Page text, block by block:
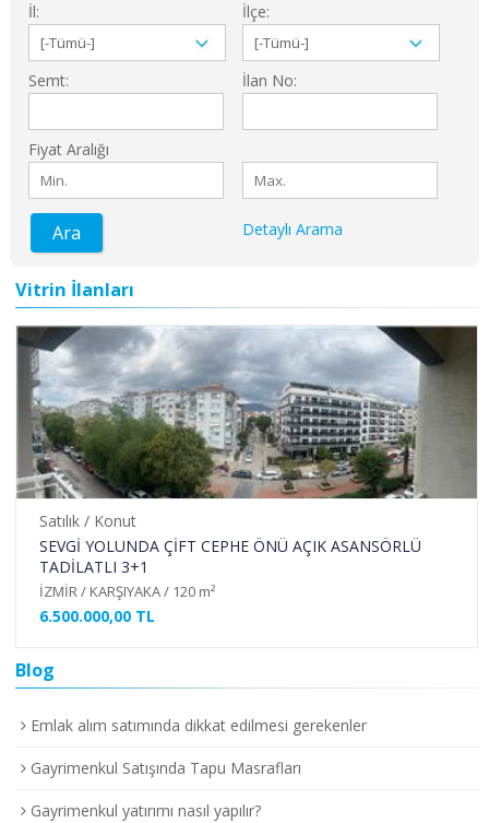
İl: İlçe:
Semt: İlan No:
Fiyat Aralığı
Ara Detaylı Arama
Vitrin İlanları
Satılık / Konut
SEVGİ YOLUNDA ÇİFT CEPHE ÖNÜ AÇIK ASANSÖRLÜ
TADİLATLI 3+1
İZMİR / KARŞIYAKA / 120 m²
6.500.000,00 TL
Blog
Emlak alım satımında dikkat edilmesi gerekenler
Gayrimenkul Satışında Tapu Masrafları
Gayrimenkul yatırımı nasıl yapılır?